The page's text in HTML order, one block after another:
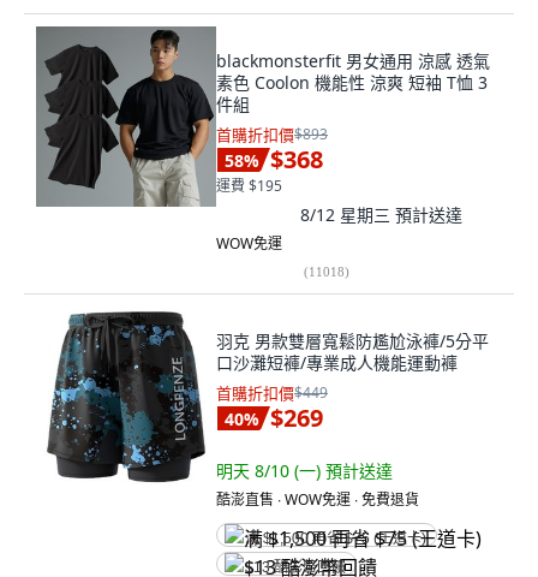
blackmonsterfit 男女通用 涼感 透氣
素色 Coolon 機能性 涼爽 短袖 T恤 3
件組
首購折扣價$893
58% $368
運費 $195
8/12 星期三 預計送達
WOW免運
(11018)
羽克 男款雙層寬鬆防尷尬泳褲/5分平
口沙灘短褲/專業成人機能運動褲
首購折扣價$449
40% $269
明天 8/10 (一) 預計送達
酷澎直售 ∙ WOW免運 ∙ 免費退貨
满 $1,500 再省 $75 (王道卡)
$13 酷澎幣回饋